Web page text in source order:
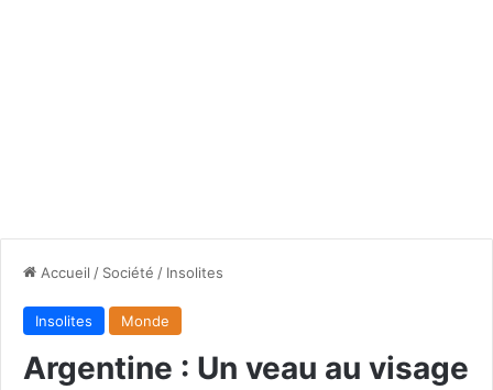
Accueil / Société / Insolites
Insolites Monde
Argentine : Un veau au visage